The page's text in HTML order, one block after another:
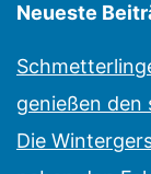
Neueste
genießen den
Die